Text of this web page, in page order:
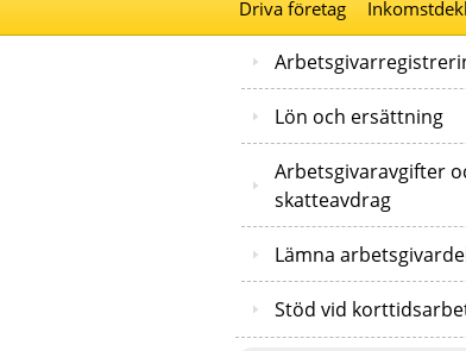
Driva företag
Lön och ersättning
Arbetsgivaravgifter
skatteavdrag
Lämna
Stöd vid